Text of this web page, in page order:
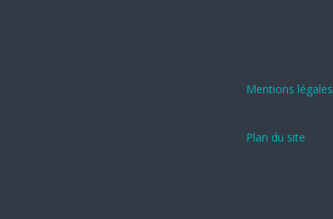
Mentions légales
Plan du site